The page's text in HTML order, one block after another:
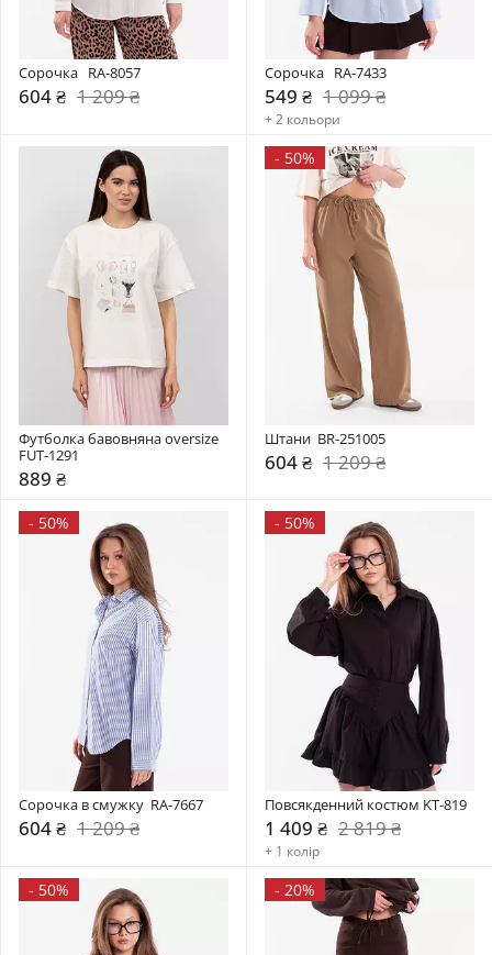
Сорочка   RA-8057
604 ₴ 1 209 ₴
Сорочка   RA-7433
549 ₴ 1 099 ₴
+ 2 кольори
Футболка бавовняна oversize
FUT-1291
889 ₴
- 50%
Штани  BR-251005
604 ₴ 1 209 ₴
- 50%
Сорочка в смужку  RA-7667
604 ₴ 1 209 ₴
- 50%
Повсякденний костюм KT-819
1 409 ₴ 2 819 ₴
+ 1 колір
- 50% - 20%